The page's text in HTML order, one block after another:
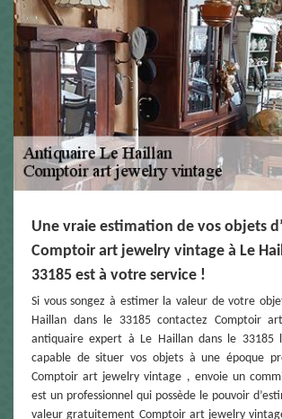
Une vraie estimation de vos objets
Comptoir art jewelry vintage à Le
33185 est à votre service !
Si vous songez à estimer la valeur de votre
Haillan dans le 33185 contactez Comptoir
antiquaire expert à Le Haillan dans le 33185
capable de situer vos objets à une époque
Comptoir art jewelry vintage , envoie un
est un professionnel qui possède le pouvoir
valeur gratuitement Comptoir art jewelry